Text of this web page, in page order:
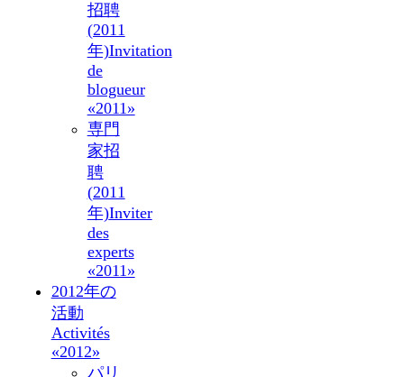
招聘
(2011
年)Invitation
de
blogueur
«2011»
専門
家招
聘
(2011
年)Inviter
des
experts
«2011»
2012年の
活動
Activités
«2012»
パリ